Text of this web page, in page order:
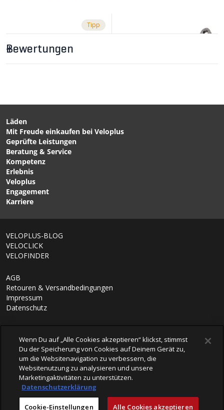
Tipp
CHF 89.90
TORQUE
Drehmomentschlüssel /
silber / 20-110Nm von
SUPER B
CHF 39.90
Bewertungen
Läden
Mit Freude einkaufen bei Veloplus
Geprüfte Leistungen
Beratung & Service
Kompetenz
Erlebnis
Veloplus
Engagement
Karriere
VELOPLUS-BLOG
VELOCLICK
VELOFINDER
AGB
Retouren & Versandbedingungen
Impressum
Datenschutz
Wenn Du auf „Alle Cookies akzeptieren“ klickst, stimmst
Du der Speicherung von Cookies auf Deinem Gerät zu,
um die Websitenavigation zu verbessern, die
Websitenutzung zu analysieren und unsere
Marketingaktivitäten zu unterstützen.
Datenschutzerklärung
Cookie-Einstellungen Alle Cookies akzeptieren